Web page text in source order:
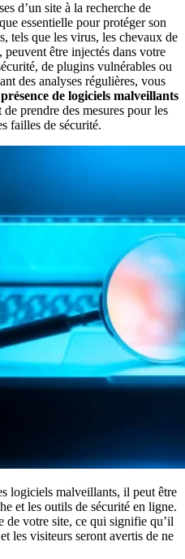
d’un site à la recherche de
essentielle pour protéger son
tels que les virus, les chevaux de
être injectés dans votre
de plugins vulnérables ou
des analyses régulières, vous
de logiciels malveillants
prendre des mesures pour les
failles de sécurité.
logiciels malveillants, il peut être
et les outils de sécurité en ligne.
de votre site, ce qui signifie qu’il
les visiteurs seront avertis de ne